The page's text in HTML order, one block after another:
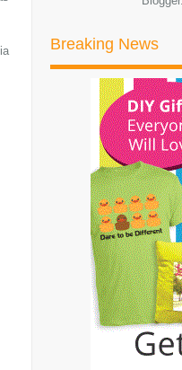
►2013(481)
(24)
Breaking News